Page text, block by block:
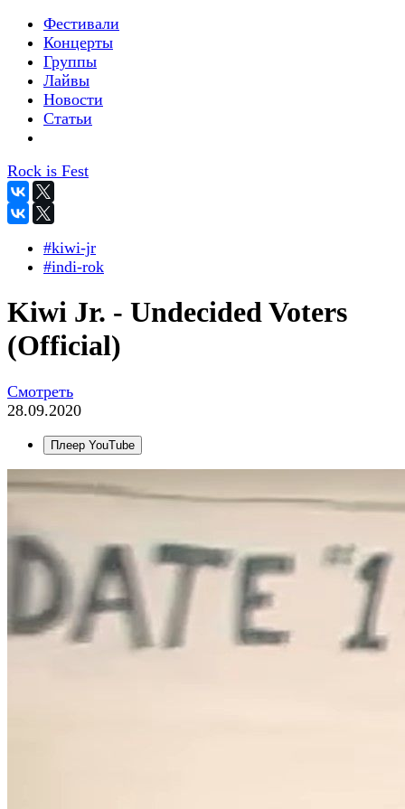
Фестивали
Концерты
Группы
Лайвы
Новости
Статьи
Rock is Fest
#kiwi-jr
#indi-rok
Kiwi Jr. - Undecided Voters
(Official)
Смотреть
28.09.2020
Плеер YouTube